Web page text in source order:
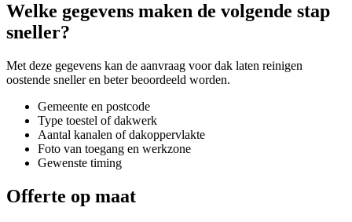
Welke gegevens maken de volgende stap
sneller?
Met deze gegevens kan de aanvraag voordak laten reinigen
oostende sneller en beter beoordeeld worden.
Gemeente en postcode
Type toestel of dakwerk
Aantal kanalen of dakoppervlakte
Foto van toegang en werkzone
Gewenste timing
Offerte op maat